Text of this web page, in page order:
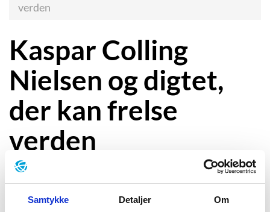
Samtykke Detaljer Om
verden
Kaspar Colling
Nielsen og digtet,
der kan frelse
verden
Kan en menneskesky digter frelse verden fra